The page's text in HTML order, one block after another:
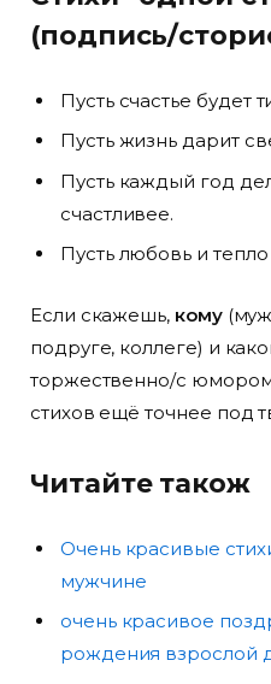
(подпись/
Пусть счастье будет
Пусть жизнь дарит
Пусть каждый год
счастливее.
Пусть любовь и
Если скажешь, кому
подруге, коллеге) и
торжественно/с
стихов ещё точнее под
Читайте також
Очень красивые
мужчине
очень красивое
рождения взрослой